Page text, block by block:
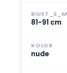
BIUST_S_M
81-91 cm
KOLOR
nude